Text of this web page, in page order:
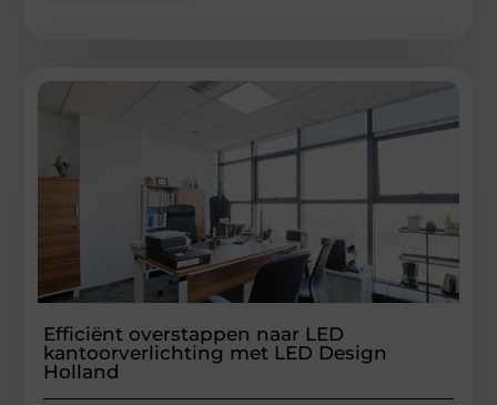
Efficiënt overstappen naar LED
kantoorverlichting met LED Design
Holland